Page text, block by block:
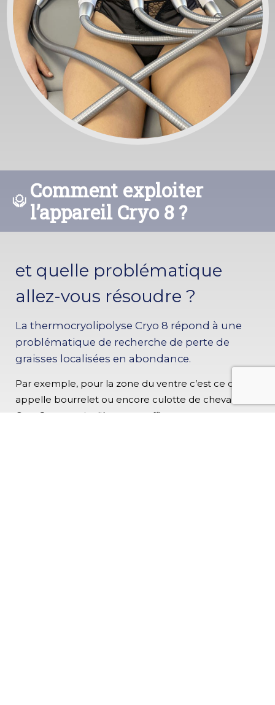
Comment exploiter
l’appareil Cryo 8 ?
et quelle problématique
allez-vous résoudre ?
La thermocryolipolyse Cryo 8 répond à une
problématique de recherche de perte de
graisses localisées en abondance.
Par exemple, pour la zone du ventre c’est ce que l’on
appelle bourrelet ou encore culotte de cheval, la
Cryo 8 est particulièrement efficace et peut se